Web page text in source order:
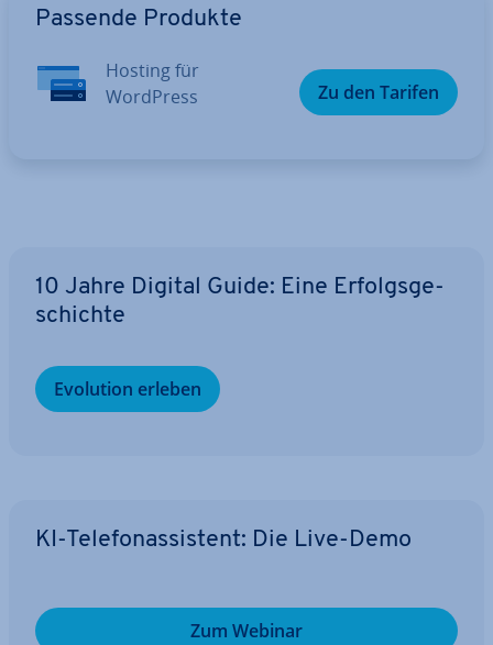
Passende Produkte
Hosting für
WordPress
Zu den Tarifen
10 Jahre Digital Guide: Eine Er­folgs­ge­
schich­te
Evolution erleben
KI-Te­le­fon­as­sis­tent: Die Live-Demo
Zum Webinar